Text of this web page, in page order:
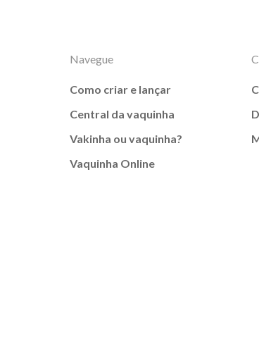
Navegue
Como criar e lançar
Central da vaquinha
Vakinha ou vaquinha?
Vaquinha Online